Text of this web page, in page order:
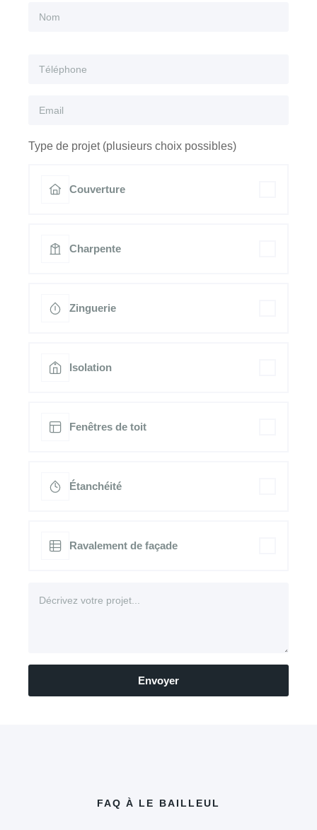
Type de projet (plusieurs choix possibles)
Couverture
Charpente
Zinguerie
Isolation
Fenêtres de toit
Étanchéité
Ravalement de façade
Envoyer
FAQ À LE BAILLEUL